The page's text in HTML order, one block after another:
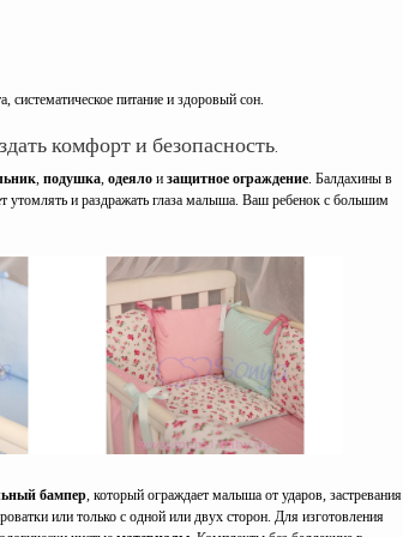
питание и здоровый сон.
комфорт и безопасность.
, подушка, одеяло и защитное ограждение. Балдахины в
утомлять и раздражать глаза малыша. Ваш ребенок с большим
бампер, который ограждает малыша от ударов, застревания
или только с одной или двух сторон. Для изготовления